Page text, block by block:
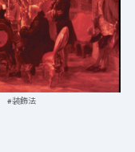
#装飾法